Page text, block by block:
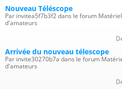
Nouveau Téléscope
Par invitea5f7b3f2 dans le forum
d'amateurs
Arrivée du nouveau télescope
Par invite30270b7a dans le forum
d'amateurs